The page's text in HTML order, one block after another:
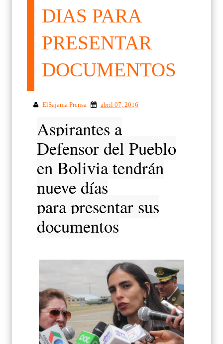
DIAS PARA
PRESENTAR
DOCUMENTOS
ElSajama Prensa abril 07, 2016
Aspirantes a
Defensor del Pueblo
en Bolivia tendrán
nueve días
para presentar sus
documentos